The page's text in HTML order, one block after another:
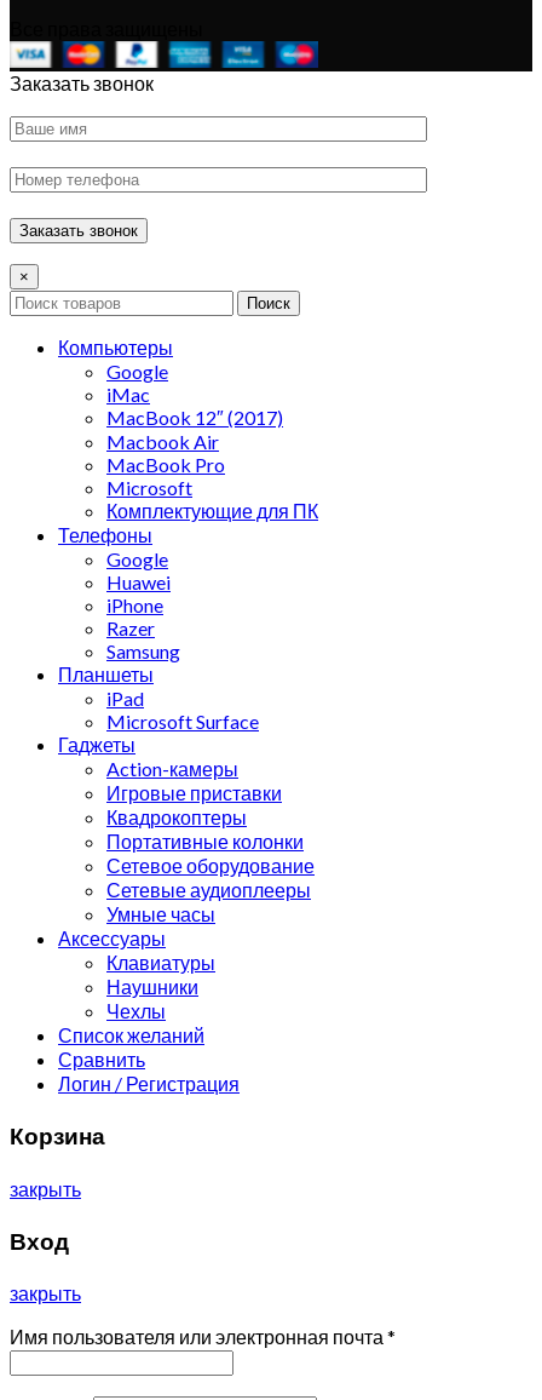
Заказать звонок
×
Поиск
Компьютеры
Google
iMac
MacBook 12″ (2017)
Macbook Air
MacBook Pro
Microsoft
Комплектующие для ПК
Телефоны
Google
Huawei
iPhone
Razer
Samsung
Планшеты
iPad
Microsoft Surface
Гаджеты
Action-камеры
Игровые приставки
Квадрокоптеры
Портативные колонки
Сетевое оборудование
Сетевые аудиоплееры
Умные часы
Аксессуары
Клавиатуры
Наушники
Чехлы
Список желаний
Сравнить
Логин / Регистрация
Корзина
закрыть
Вход
закрыть
Имя пользователя или электронная почта *